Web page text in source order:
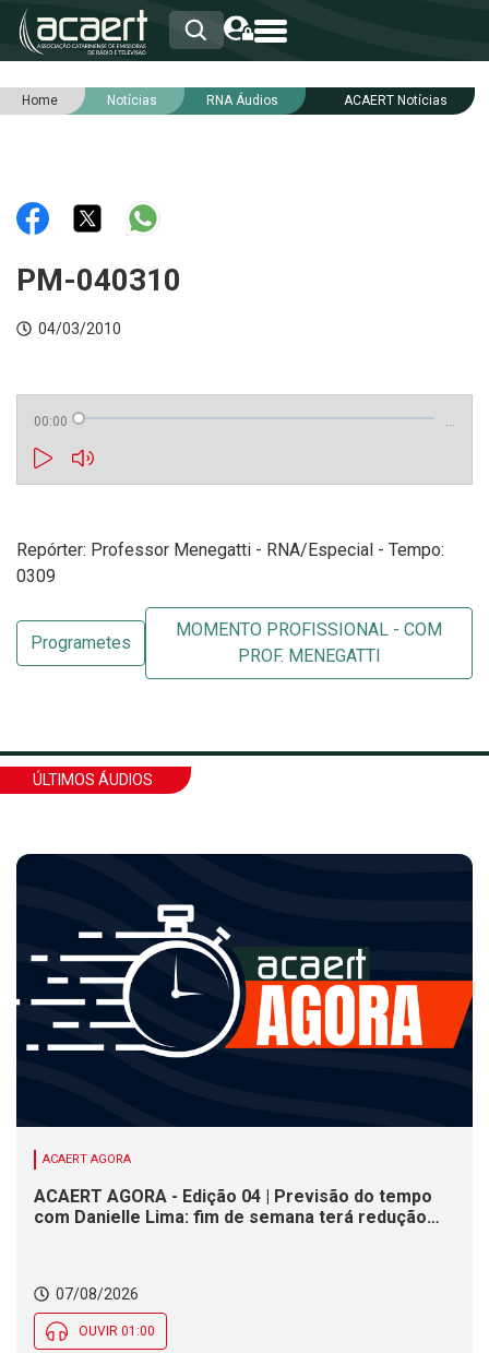
HOME
RNA
NOTÍCIAS
INTEGRIDADE
Home Notícias RNA Áudios ACAERT Notícias
PM-040310
04/03/2010
00:00 …
Repórter: Professor Menegatti - RNA/Especial - Tempo:
0309
Programetes
MOMENTO PROFISSIONAL - COM
PROF. MENEGATTI
ÚLTIMOS ÁUDIOS
ACAERT AGORA
ACAERT AGORA - Edição 04 | Previsão do tempo
com Danielle Lima: fim de semana terá redução
07/08/2026
OUVIR 01:00